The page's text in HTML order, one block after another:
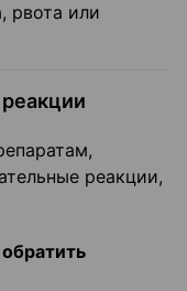
рвота или
реакции,